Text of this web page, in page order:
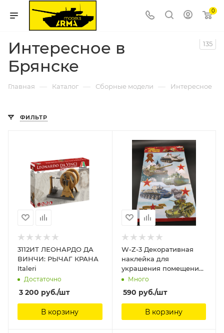
0
Интересное в
Брянске
135
Главная — Каталог — Сборные модели — Интересное
ФИЛЬТР
3112ИТ ЛЕОНАРДО ДА
ВИНЧИ: РЫЧАГ КРАНА
Italeri
Достаточно
3 200 руб./шт
В корзину
W-Z-3 Декоративная
наклейка для
украшения помещений
"Танки" 40х60 см
Много
590 руб./шт
В корзину